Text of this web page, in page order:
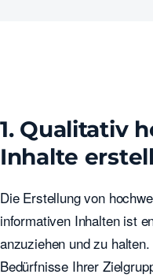
1. Qualitativ
Inhalte
Die Erstellung von
informativen Inhalten ist
anzuziehen und zu
Bedürfnisse Ihrer